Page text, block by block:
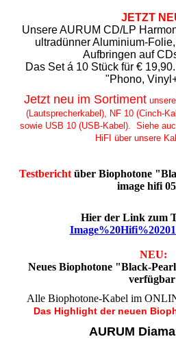
JETZT
Unsere AURUM CD/LP
ultradünner Aluminium-
Aufbringen auf
Das Set á 10 Stück für €
"Phono,
Jetzt neu im Sortiment
(Lautsprecherkabel), NF 10 (Cinch-
sowie USB 10 (USB-Kabel). Siehe
HiFI über unsere
Testberichtüber Biophotone
image hifi
Hier der Link zum
NEU:
Neues Biophotone "Black-
Alle Biophotone-Kabel im
Das Highlight der neuen
AURUM